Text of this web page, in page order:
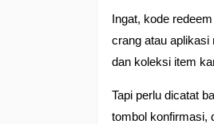
Ingat, kode redeem
crang atau
dan koleksi item
Tapi perlu dicatat
tombol konfirmasi,